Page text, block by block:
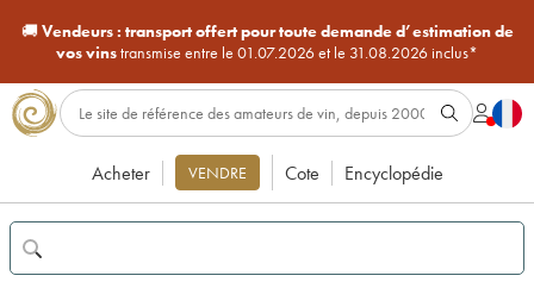
🚚Vendeurs : transport offert pour toute demande d’estimation de
vos vinstransmise entre le 01.07.2026 et le 31.08.2026 inclus*
Acheter VENDRE Cote Encyclopédie